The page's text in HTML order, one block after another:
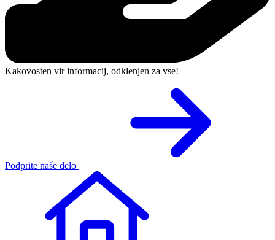
Kakovosten vir informacij, odklenjen za vse!
Podprite naše delo